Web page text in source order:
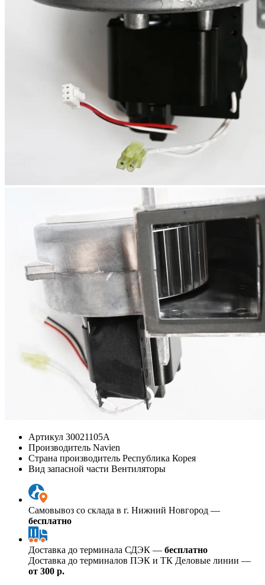
Артикул 30021105A
Производитель Navien
Страна производитель Республика Корея
Вид запасной части Вентиляторы
Самовывоз со склада в г. Нижний Новгород —
бесплатно
Доставка до терминала СДЭК — бесплатно
Доставка до терминалов ПЭК и ТК Деловые линии —
от 300 р.